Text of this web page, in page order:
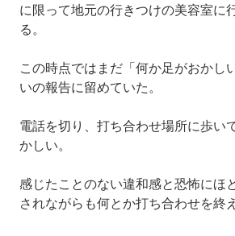
に限って地元の行きつけの美容室に
る。
この時点ではまだ「何か足がおかし
いの報告に留めていた。
電話を切り、打ち合わせ場所に歩い
かしい。
感じたことのない違和感と恐怖にほ
されながらも何とか打ち合わせを終